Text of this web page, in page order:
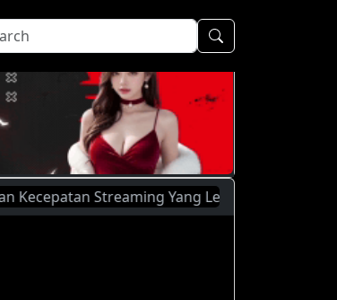
Streaming Yang Lebih Baik, Silahkan